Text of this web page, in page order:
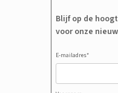
Blijf op de
voor onze
E-mailadres*